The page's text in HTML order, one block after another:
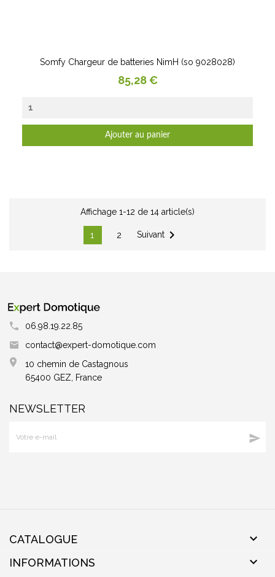
Somfy Chargeur de batteries NimH (so 9028028)
Prix
85,28 €
Ajouter au panier
Affichage 1-12 de 14 article(s)
1 2 Suivant 
06.98.19.22.85
contact@expert-domotique.com
10 chemin de Castagnous
65400 GEZ, France
NEWSLETTER

CATALOGUE 
INFORMATIONS 